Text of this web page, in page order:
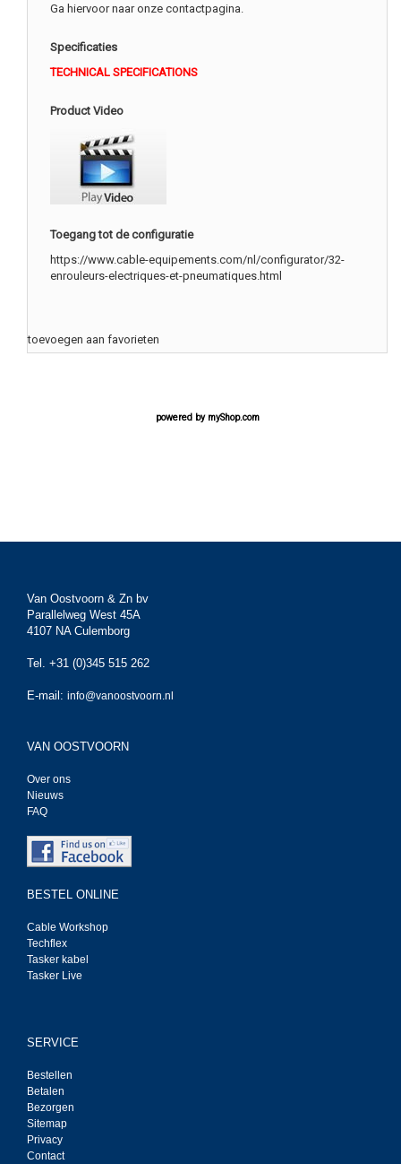
Ga hiervoor naar onze contactpagina.
Specificaties
TECHNICAL SPECIFICATIONS
Product Video
Toegang tot de configuratie
https://www.cable-equipements.com/nl/configurator/32-
enrouleurs-electriques-et-pneumatiques.html
toevoegen aan favorieten
powered by myShop.com
Van Oostvoorn & Zn bv
Parallelweg West 45A
4107 NA Culemborg
Tel. +31 (0)345 515 262
E-mail: info@vanoostvoorn.nl
VAN OOSTVOORN
Over ons
Nieuws
FAQ
BESTEL ONLINE
Cable Workshop
Techflex
Tasker kabel
Tasker Live
SERVICE
Bestellen
Betalen
Bezorgen
Sitemap
Privacy
Contact